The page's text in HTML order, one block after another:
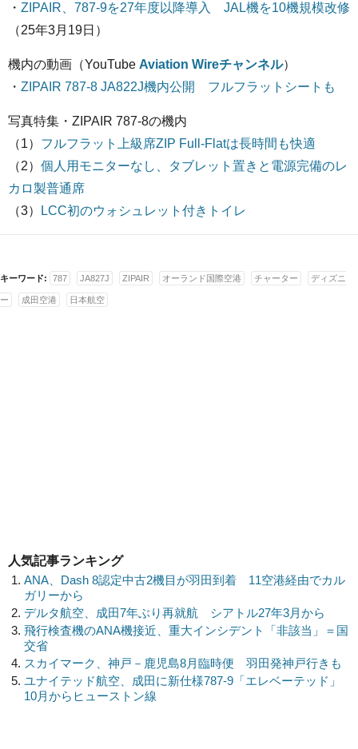
・ ZIPAIR、787-9を27年度以降導入 JAL機を10機規模改修
（25年3月19日）
機内の動画（YouTube Aviation Wireチャンネル）
・ ZIPAIR 787-8 JA822J機内公開 フルフラットシートも
写真特集・ZIPAIR 787-8の機内
（1） フルフラット上級席ZIP Full-Flatは長時間も快適
（2） 個人用モニターなし、タブレット置きと電源完備のレ
カロ製普通席
（3）
LCC初のウォシュレット付きトイレ
キーワード: 787 JA827J ZIPAIR オーランド国際空港 チャーター ディズニ
ー 成田空港 日本航空
人気記事ランキング
ANA、Dash 8認定中古2機目が羽田到着 11空港経由でカル
ガリーから
デルタ航空、成田7年ぶり再就航 シアトル27年3月から
飛行検査機のANA機接近、重大インシデント「非該当」＝国
交省
スカイマーク、神戸－鹿児島8月臨時便 羽田発神戸行きも
ユナイテッド航空、成田に新仕様787-9「エレベーテッド」
10月からヒューストン線